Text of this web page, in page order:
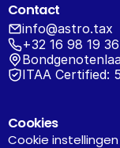
Contact
info@astro.tax
+32 16 98 19 36
ITAA Certified:
Cookies
Cookie instellingen